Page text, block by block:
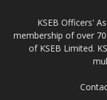
KSEB Officers'
membership of over
of KSEB Limited.